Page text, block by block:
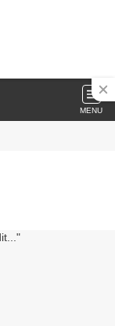
MENU